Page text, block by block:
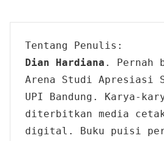
Tentang Penulis:
Dian Hardiana . Pernah
Arena Studi Apresiasi
UPI Bandung. Karya-
diterbitkan media